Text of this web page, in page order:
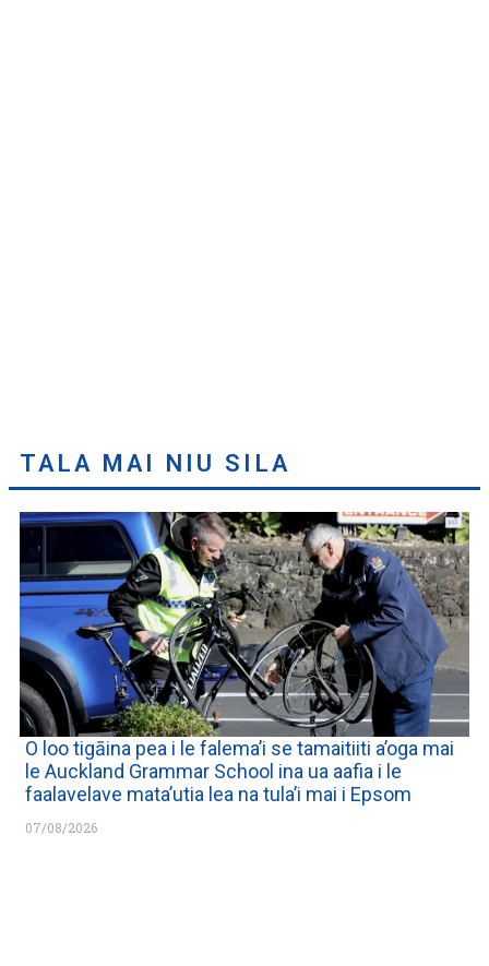
TALA MAI NIU SILA
O loo tigāina pea i le falema’i se tamaitiiti a’oga mai
le Auckland Grammar School ina ua aafia i le
faalavelave mata’utia lea na tula’i mai i Epsom
07/08/2026